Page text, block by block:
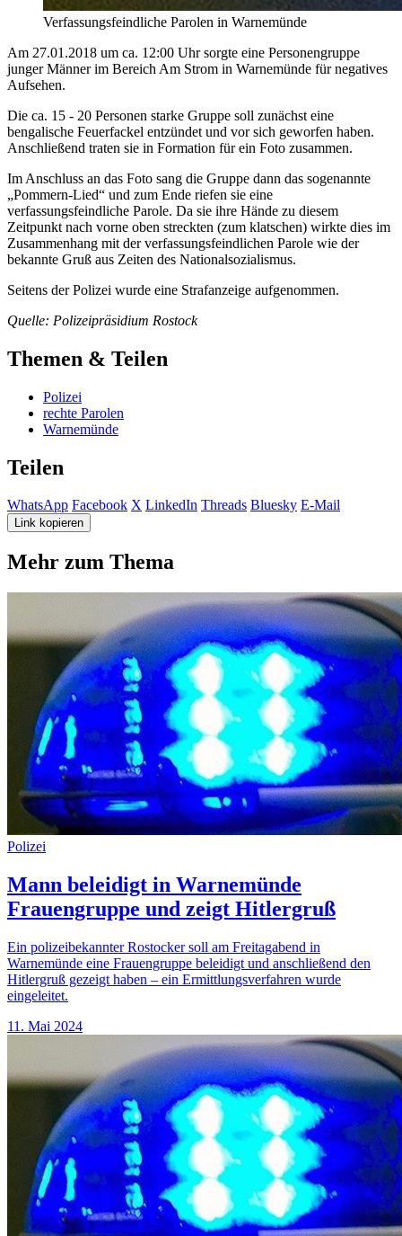
Verfassungsfeindliche Parolen in Warnemünde
Am 27.01.2018 um ca. 12:00 Uhr sorgte eine Personengruppe
junger Männer im Bereich Am Strom in Warnemünde für negatives
Aufsehen.
Die ca. 15 - 20 Personen starke Gruppe soll zunächst eine
bengalische Feuerfackel entzündet und vor sich geworfen haben.
Anschließend traten sie in Formation für ein Foto zusammen.
Im Anschluss an das Foto sang die Gruppe dann das sogenannte
„Pommern-Lied“ und zum Ende riefen sie eine
verfassungsfeindliche Parole. Da sie ihre Hände zu diesem
Zeitpunkt nach vorne oben streckten (zum klatschen) wirkte dies im
Zusammenhang mit der verfassungsfeindlichen Parole wie der
bekannte Gruß aus Zeiten des Nationalsozialismus.
Seitens der Polizei wurde eine Strafanzeige aufgenommen.
Quelle: Polizeipräsidium Rostock
Themen & Teilen
Polizei
rechte Parolen
Warnemünde
Teilen
WhatsApp Facebook X LinkedIn Threads Bluesky E-Mail
Link kopieren
Mehr zum Thema
Polizei
Mann beleidigt in Warnemünde
Frauengruppe und zeigt Hitlergruß
Ein polizeibekannter Rostocker soll am Freitagabend in
Warnemünde eine Frauengruppe beleidigt und anschließend den
Hitlergruß gezeigt haben – ein Ermittlungsverfahren wurde
eingeleitet.
11. Mai 2024